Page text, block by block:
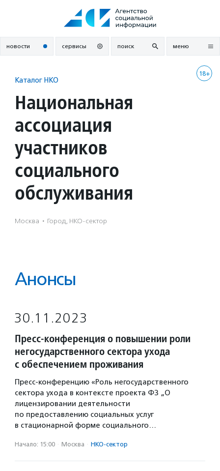
новости сервисы поиск меню
18+
Каталог НКО
Национальная
ассоциация
участников
социального
обслуживания
Москва · Город, НКО-сектор
Анонсы
30.11.2023
Пресс-конференция о повышении роли
негосударственного сектора ухода
с обеспечением проживания
Пресс-конференцию «Роль негосударственного
сектора ухода в контексте проекта ФЗ „О
лицензировании деятельности
по предоставлению социальных услуг
в стационарной форме социального…
Начало: 15:00 · Москва · НКО-сектор